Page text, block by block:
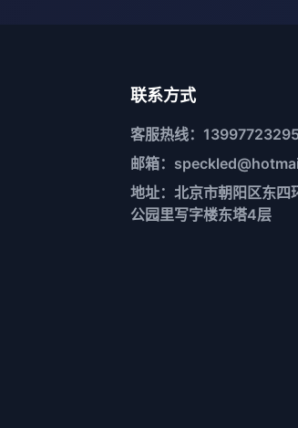
联系方式
客服热线：13997723295
邮箱：
地址：北京市朝阳区东四
公园里写字楼东塔4层